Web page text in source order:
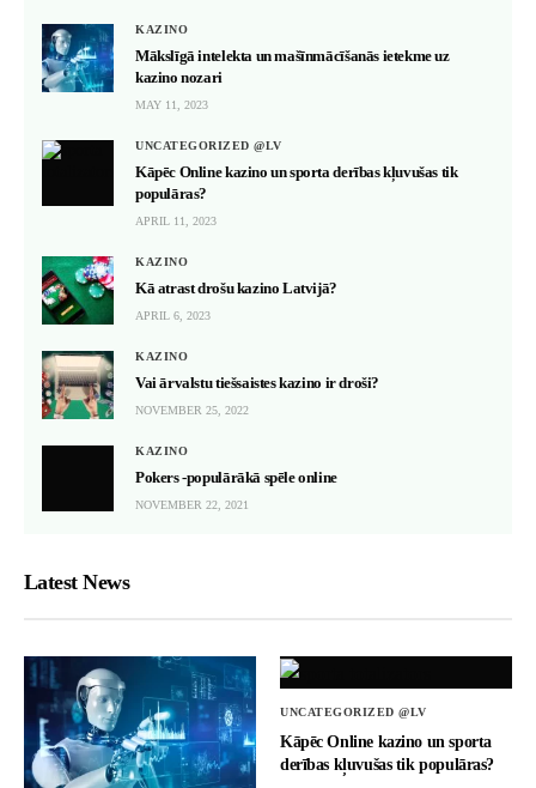
KAZINO
Mākslīgā intelekta un mašīnmācīšanās ietekme uz
kazino nozari
MAY 11, 2023
UNCATEGORIZED @LV
Kāpēc Online kazino un sporta derības kļuvušas tik
populāras?
APRIL 11, 2023
KAZINO
Kā atrast drošu kazino Latvijā?
APRIL 6, 2023
KAZINO
Vai ārvalstu tiešsaistes kazino ir droši?
NOVEMBER 25, 2022
KAZINO
Pokers -populārākā spēle online
NOVEMBER 22, 2021
Latest News
UNCATEGORIZED @LV
Kāpēc Online kazino un sporta
derības kļuvušas tik populāras?